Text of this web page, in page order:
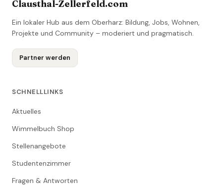
Clausthal-Zellerfeld.com
Ein lokaler Hub aus dem Oberharz: Bildung, Jobs, Wohnen,
Projekte und Community – moderiert und pragmatisch.
Partner werden
SCHNELLLINKS
Aktuelles
Wimmelbuch Shop
Stellenangebote
Studentenzimmer
Fragen & Antworten